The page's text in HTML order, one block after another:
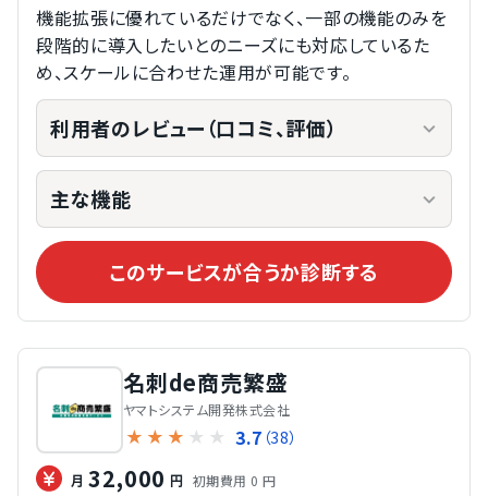
機能拡張に優れているだけでなく、一部の機能のみを
段階的に導入したいとのニーズにも対応しているた
め、スケールに合わせた運用が可能です。
利用者のレビュー（口コミ、評価）
主な機能
このサービスが合うか診断する
名刺de商売繁盛
ヤマトシステム開発株式会社
★ ★ ★ ★ ★ 3.7 （38）
月 32,000 円
初期費用 0 円